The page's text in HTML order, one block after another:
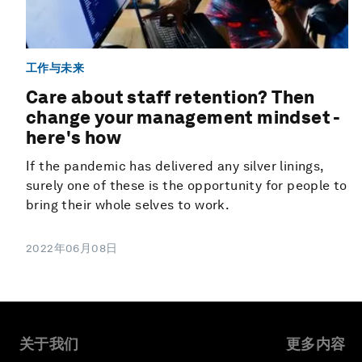
工作与未来
Care about staff retention? Then
change your management mindset -
here's how
If the pandemic has delivered any silver linings,
surely one of these is the opportunity for people to
bring their whole selves to work.
2022年06月08日
关于我们 更多内容